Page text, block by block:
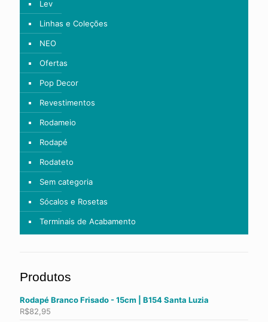
Lev
Linhas e Coleções
NEO
Ofertas
Pop Decor
Revestimentos
Rodameio
Rodapé
Rodateto
Sem categoria
Sócalos e Rosetas
Terminais de Acabamento
Produtos
Rodapé Branco Frisado - 15cm | B154 Santa Luzia
R$82,95